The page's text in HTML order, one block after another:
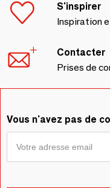
S'inspirer
Inspiration
Contacter
Prises de
Vous n'avez pas de